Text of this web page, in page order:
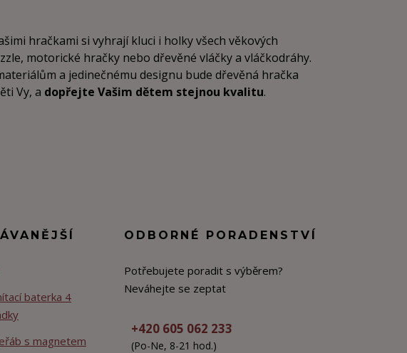
hračkami si vyhrají kluci i holky všech věkových
motorické hračky nebo dřevěné vláčky a vláčkodráhy.
a jedinečnému designu bude dřevěná hračka
Vy, a dopřejte Vašim dětem stejnou kvalitu.
baterka 4
s magnetem
ODBORNÉ PORADENSTVÍ
Potřebujete poradit s výběrem?
Neváhejte se zeptat
+420 605 062 233
(Po-Ne, 8-21 hod.)